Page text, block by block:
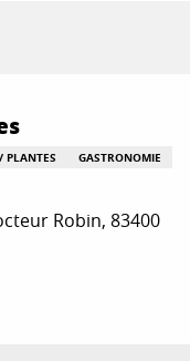
PLANTES
GASTRONOMIE
Robin, 83400